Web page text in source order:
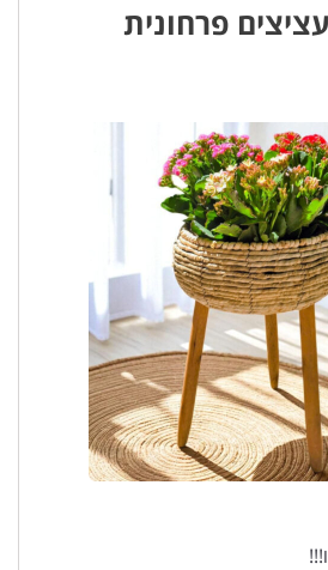
פרחונית